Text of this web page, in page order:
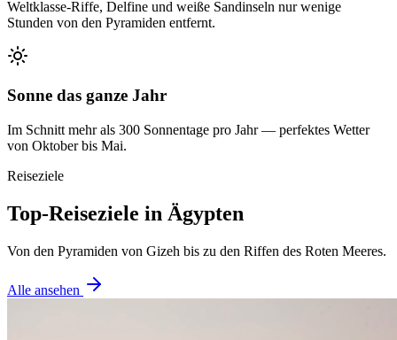
Weltklasse-Riffe, Delfine und weiße Sandinseln nur wenige
Stunden von den Pyramiden entfernt.
Sonne das ganze Jahr
Im Schnitt mehr als 300 Sonnentage pro Jahr — perfektes Wetter
von Oktober bis Mai.
Reiseziele
Top-Reiseziele in Ägypten
Von den Pyramiden von Gizeh bis zu den Riffen des Roten Meeres.
Alle ansehen